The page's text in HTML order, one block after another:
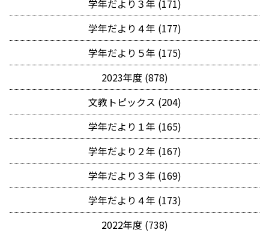
学年だより３年 (171)
学年だより４年 (177)
学年だより５年 (175)
2023年度 (878)
文教トピックス (204)
学年だより１年 (165)
学年だより２年 (167)
学年だより３年 (169)
学年だより４年 (173)
2022年度 (738)